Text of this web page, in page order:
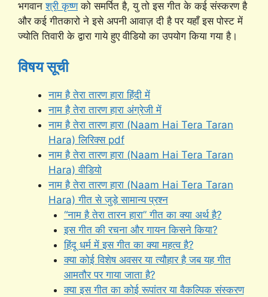
भगवानश्री कृष्णको समर्पित है, यु तो इस गीत के कई संस्करण है
और कई गीतकारो ने इसे अपनी आवाज़ दी है पर यहाँ इस पोस्ट में
ज्योति तिवारी के द्वारा गाये हुए वीडियो का उपयोग किया गया है।
विषय सूची
नाम है तेरा तारण हारा हिंदी में
नाम है तेरा तारण हारा अंग्रेजी में
नाम है तेरा तारण हारा (Naam Hai Tera Taran
Hara) लिरिक्स pdf
नाम है तेरा तारण हारा (Naam Hai Tera Taran
Hara) वीडियो
नाम है तेरा तारण हारा (Naam Hai Tera Taran
Hara) गीत से जुड़े सामान्य प्रश्न
“नाम है तेरा तारन हारा” गीत का क्या अर्थ है?
इस गीत की रचना और गायन किसने किया?
हिंदू धर्म में इस गीत का क्या महत्व है?
क्या कोई विशेष अवसर या त्यौहार है जब यह गीत
आमतौर पर गाया जाता है?
क्या इस गीत का कोई रूपांतर या वैकल्पिक संस्करण